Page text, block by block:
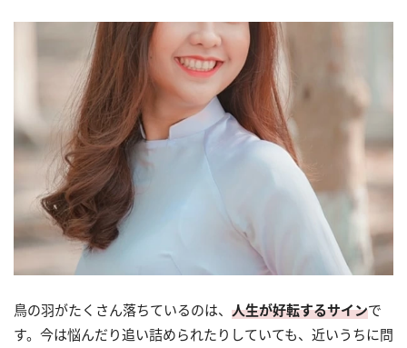
鳥の羽がたくさん落ちているのは、 人生が好転するサインで
す。今は悩んだり追い詰められたりしていても、近いうちに問